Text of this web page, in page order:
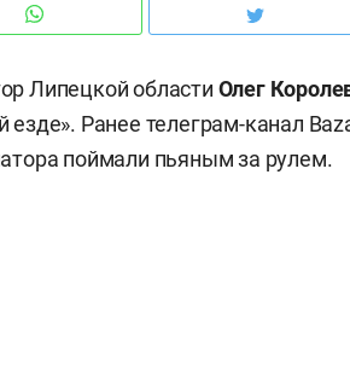
Липецкой области Олег
езде». Ранее телеграм-канал
поймали пьяным за рулем.